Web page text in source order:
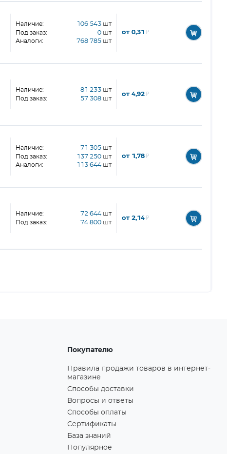
Наличие: 106 543 шт
Под заказ: 0 шт
Аналоги: 768 785 шт
от 0,31 ₽
Наличие: 81 233 шт
Под заказ: 57 308 шт
от 4,92₽
Наличие: 71 305 шт
Под заказ: 137 250 шт
Аналоги: 113 644 шт
от 1,78₽
Наличие: 72 644 шт
Под заказ: 74 800 шт
от 2,14₽
Покупателю
Правила продажи товаров в интернет-
магазине
Способы доставки
Вопросы и ответы
Способы оплаты
Сертификаты
База знаний
Популярное